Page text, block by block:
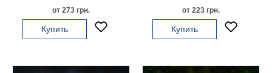
от 273 грн.
Купить
от 223 грн.
Купить